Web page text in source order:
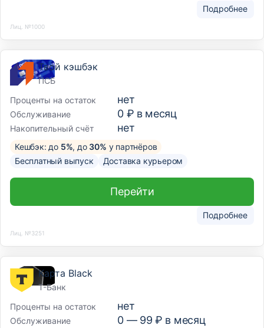
Подробнее
Лиц. №1000
Твой кэшбэк
ПСБ
Проценты на остаток
нет
Обслуживание 0 ₽ в месяц
Накопительный счёт нет
Кешбэк: до 5%, до 30% у партнёров
Бесплатный выпуск
Доставка курьером
Подробнее
Перейти
Лиц. №3251
Карта Black
Т-Банк
Проценты на остаток
нет
Обслуживание 0 — 99₽ в месяц